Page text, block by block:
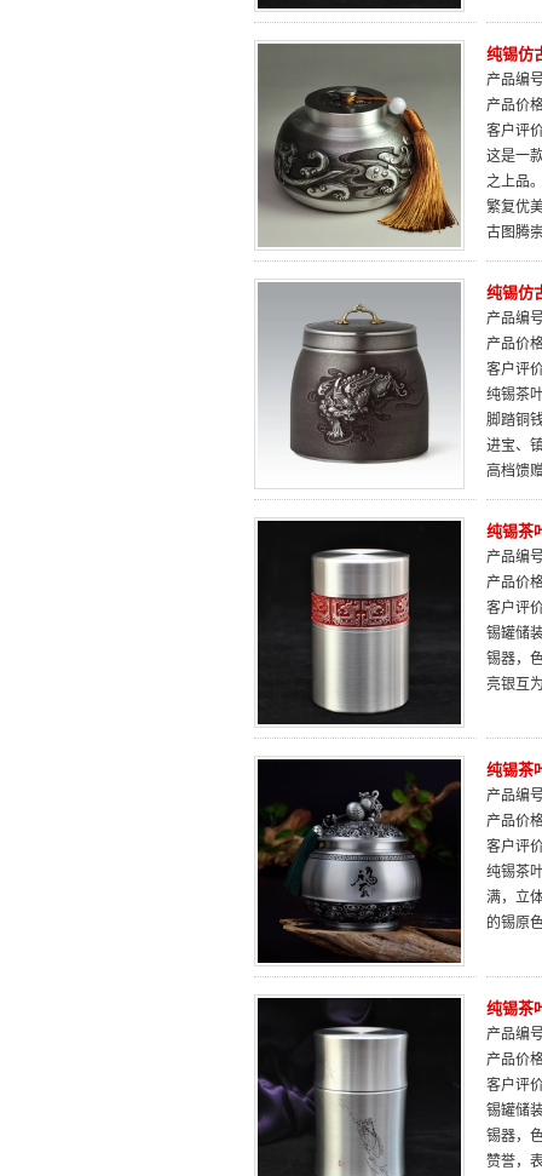
纯锡仿
产品编
产品价
客户评
这是一
之上品
繁复优
古图腾
纯锡仿
产品编
产品价
客户评
纯锡茶
脚踏铜
进宝、
高档馈
纯锡茶
产品编
产品价
客户评
锡罐储
锡器，
亮银互
纯锡茶
产品编
产品价
客户评
纯锡茶
满，立
的锡原
纯锡茶
产品编
产品价
客户评
锡罐储
锡器，
赞誉，